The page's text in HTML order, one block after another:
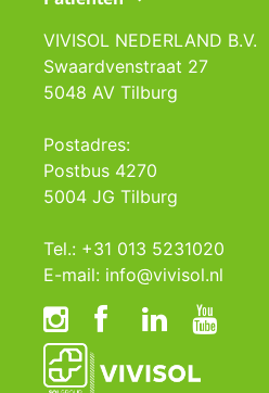
VIVISOL NEDERLAND B.V.
Swaardvenstraat 27
5048 AV Tilburg
Postadres:
Postbus 4270
5004 JG Tilburg
Tel.: +31 013 5231020
E-mail: info@vivisol.nl